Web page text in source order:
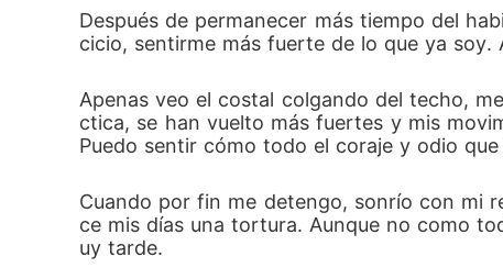
Después de permanecer más tiempo del
cicio, sentirme más fuerte de lo que ya soy.
Apenas veo el costal colgando del techo,
ctica, se han vuelto más fuertes y mis
Puedo sentir cómo todo el coraje y odio
Cuando por fin me detengo, sonrío con mi
ce mis días una tortura. Aunque no como
uy tarde.